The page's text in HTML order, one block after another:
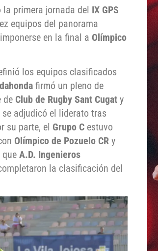
primera jornada del IX GPS
equipos del panorama
en la final a Olímpico
los equipos clasificados
firmó un pleno de
de Club de Rugby Sant Cugat y
se adjudicó el liderato tras
su parte, el Grupo C estuvo
Olímpico de Pozuelo CR y
A.D. Ingenieros
la clasificación del